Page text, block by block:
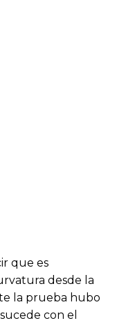
que es
desde la
la prueba hubo
con el